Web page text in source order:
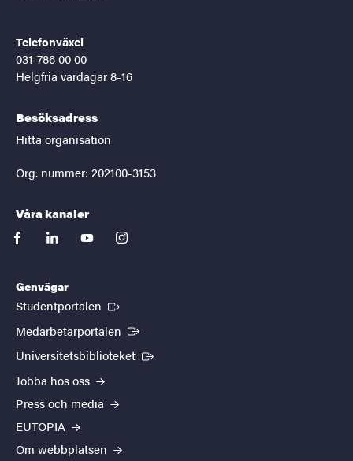
Telefonväxel
031-786 00 00
Helgfria vardagar 8-16
Besöksadress
Hitta organisation
Org. nummer: 202100-3153
Våra kanaler
facebooklinkedinyoutubeinstagram
Genvägar
Studentportalen (Extern länk)
Medarbetarportalen (Extern länk)
Universitetsbiblioteket (Extern länk)
Jobba hos oss
Press och media
EUTOPIA
Om webbplatsen